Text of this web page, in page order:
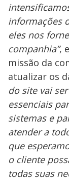
informações
eles nos
companhia”,
missão da
atualizar os
do site vai
essenciais
sistemas e
atender a
que
o cliente
todas suas